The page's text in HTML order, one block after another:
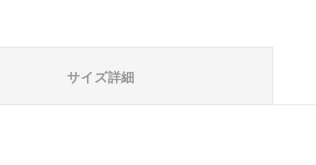
サイズ詳細